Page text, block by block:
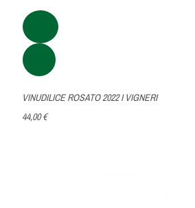
VINUDILICE ROSATO 2022 I VIGNERI
44,00 €